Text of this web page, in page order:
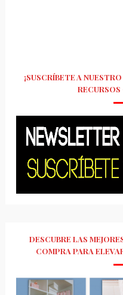
¡SUSCRÍBETE A
DESCUBRE LAS
COMPRA PARA